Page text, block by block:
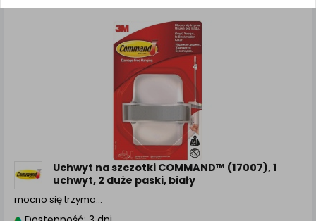
Uchwyt na szczotki COMMAND™ (17007), 1
uchwyt, 2 duże paski, biały
mocno się trzyma…
Jeśli nie chcesz wyrazić zgody lub ograniczyć jej
zakres, kliknij „Szczegóły”, gdzie znajdziesz wszelkie
informacje o tym jak to zrobić . Te same informacje
znajdziesz także na podstronie z naszą polityką
prywatności obowiązującą od 25 maja 2018.
W przypadku użytkowników zalogowanych, aby
umożliwić prawidłową realizację Umowy z Państwem i
związane z tym prawidłowe działanie naszej strony
www, a w szczególności np. wysłanie potwierdzenia
zamówienia na Państwa email lub wyświetlenie
Państwu prawidłowych informacji o promocjach czy
cenach indywidualnych, ważna jest Państwa
wcześniejsza zgoda której udzieliliście podczas
zakładania konta.